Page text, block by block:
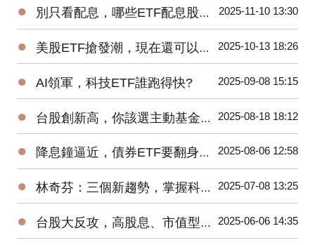
● 別只看配息，哪些ETF配息股價二頭賺? 2025-11-10 13:30
● 美股ETF搶發潮，現在還可以買進嗎? 2025-10-13 18:26
● AI領軍，科技ETF誰跑得快? 2025-09-08 15:15
● 台股創新高，你該選主動基金還是ETF? 2025-08-18 18:12
● 降息鐘逼近，債券ETF要翻身了? 2025-08-06 12:58
● 林奇芬：三個新趨勢，掌握科技投資密碼 2025-07-08 13:25
● 台股大反攻，高股息、市值型ETF該抱誰? 2025-06-06 14:35